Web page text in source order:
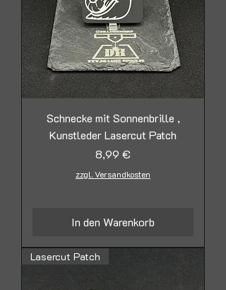
Schnecke mit Sonnenbrille ,
Kunstleder Lasercut Patch
Preis
8,99 €
zzgl. Versandkosten
In den Warenkorb
Lasercut Patch